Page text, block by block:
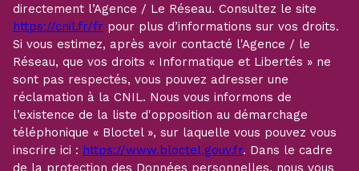
directement l’Agence / Le Réseau. Consultez le site
https://cnil.fr/fr pour plus d’informations sur vos droits.
Si vous estimez, après avoir contacté l'Agence / le
Réseau, que vos droits « Informatique et Libertés » ne
sont pas respectés, vous pouvez adresser une
réclamation à la CNIL. Nous vous informons de
l’existence de la liste d'opposition au démarchage
téléphonique « Bloctel », sur laquelle vous pouvez vous
inscrire ici : https://www.bloctel.gouv.fr. Dans le cadre
de la protection des Données personnelles, nous vous